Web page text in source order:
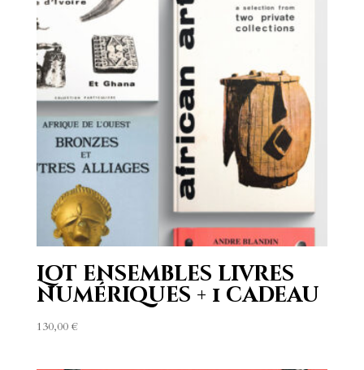
Lot ensembles livres
numériques + 1 cadeau
130,00 €